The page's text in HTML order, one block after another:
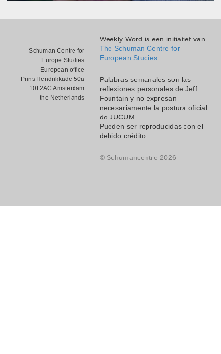
Schuman Centre for
Europe Studies
European office
Prins Hendrikkade 50a
1012AC Amsterdam
the Netherlands
Weekly Word is een initiatief van
The Schuman Centre for
European Studies
Palabras semanales son las
reflexiones personales de Jeff
Fountain y no expresan
necesariamente la postura oficial
de JUCUM.
Pueden ser reproducidas con el
debido crédito.
© Schumancentre 2026